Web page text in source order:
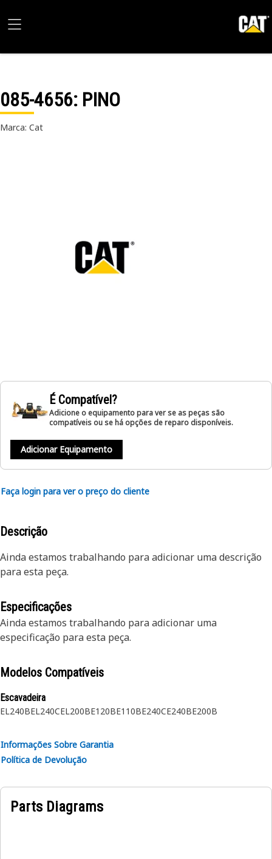
085-4656: PINO
Marca: Cat
É Compatível?
Adicione o equipamento para ver se as peças são
compatíveis ou se há opções de reparo disponíveis.
Adicionar Equipamento
Faça login para ver o preço do cliente
Descrição
Ainda estamos trabalhando para adicionar uma descrição
para esta peça.
Especificações
Ainda estamos trabalhando para adicionar uma
especificação para esta peça.
Modelos Compatíveis
Escavadeira
EL240BEL240CEL200BE120BE110BE240CE240BE200B
Informações Sobre Garantia
Política de Devolução
Parts Diagrams